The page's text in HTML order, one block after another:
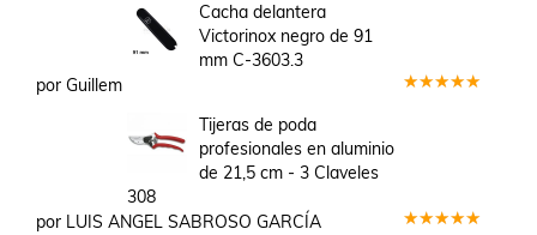
Cacha delantera
Victorinox negro de 91
mm C-3603.3
por Guillem
Tijeras de poda
profesionales en aluminio
de 21,5 cm - 3 Claveles
308
por LUIS ANGEL SABROSO GARCÍA